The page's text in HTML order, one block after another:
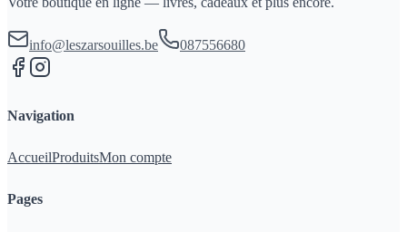
info@leszarsouilles.be 087556680
Navigation
AccueilProduitsMon compte
Pages